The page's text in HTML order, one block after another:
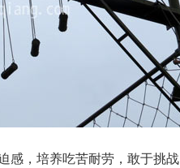
，培养吃苦耐劳，敢于挑